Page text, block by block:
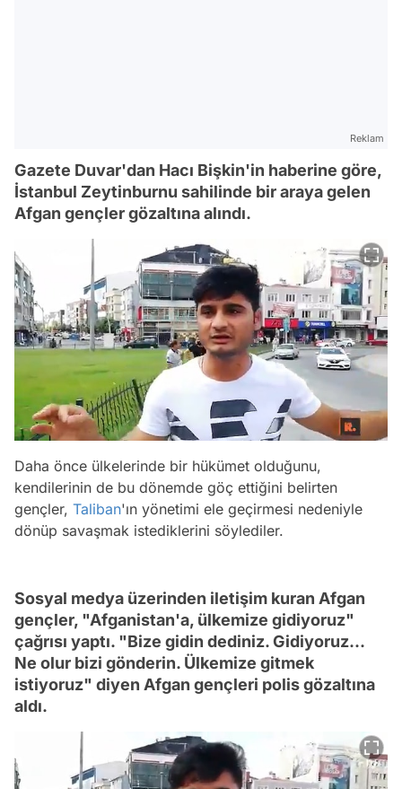
Reklam
Gazete Duvar'dan Hacı Bişkin'in haberine göre,
İstanbul Zeytinburnu sahilinde bir araya gelen
Afgan gençler gözaltına alındı.
Daha önce ülkelerinde bir hükümet olduğunu,
kendilerinin de bu dönemde göç ettiğini belirten
gençler, Taliban'ın yönetimi ele geçirmesi nedeniyle
dönüp savaşmak istediklerini söylediler.
Sosyal medya üzerinden iletişim kuran Afgan
gençler, "Afganistan'a, ülkemize gidiyoruz"
çağrısı yaptı. "Bize gidin dediniz. Gidiyoruz...
Ne olur bizi gönderin. Ülkemize gitmek
istiyoruz" diyen Afgan gençleri polis gözaltına
aldı.